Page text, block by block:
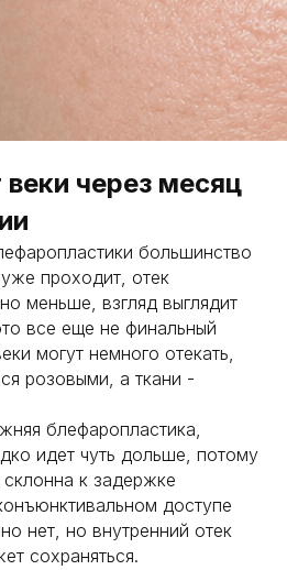
через месяц
большинство
проходит, отек
меньше, взгляд выглядит
все еще не финальный
могут немного отекать,
розовыми, а ткани -
блефаропластика,
идет чуть дольше, потому
к задержке
доступе
нет, но внутренний отек
сохраняться.